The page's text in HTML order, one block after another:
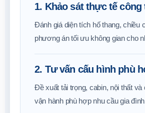
1. Khảo sát thực tế công
Đánh giá diện tích hố thang, chiều
phương án tối ưu không gian cho
2. Tư vấn cấu hình phù
Đề xuất tải trọng, cabin, nội thất và
vận hành phù hợp nhu cầu gia